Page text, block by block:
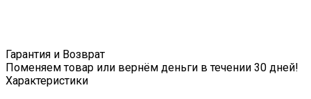
Гарантия и Возврат
Поменяем товар или вернём деньги в течении 30 дней!
Характеристики